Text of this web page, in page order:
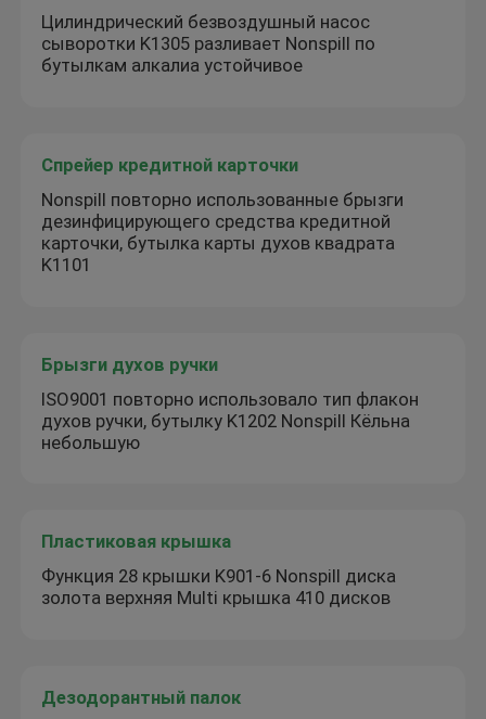
Цилиндрический безвоздушный насос
сыворотки K1305 разливает Nonspill по
бутылкам алкалиа устойчивое
Спрейер кредитной карточки
Nonspill повторно использованные брызги
дезинфицирующего средства кредитной
карточки, бутылка карты духов квадрата
K1101
Брызги духов ручки
ISO9001 повторно использовало тип флакон
духов ручки, бутылку K1202 Nonspill Кёльна
небольшую
Пластиковая крышка
Функция 28 крышки K901-6 Nonspill диска
золота верхняя Multi крышка 410 дисков
Дезодорантный палок